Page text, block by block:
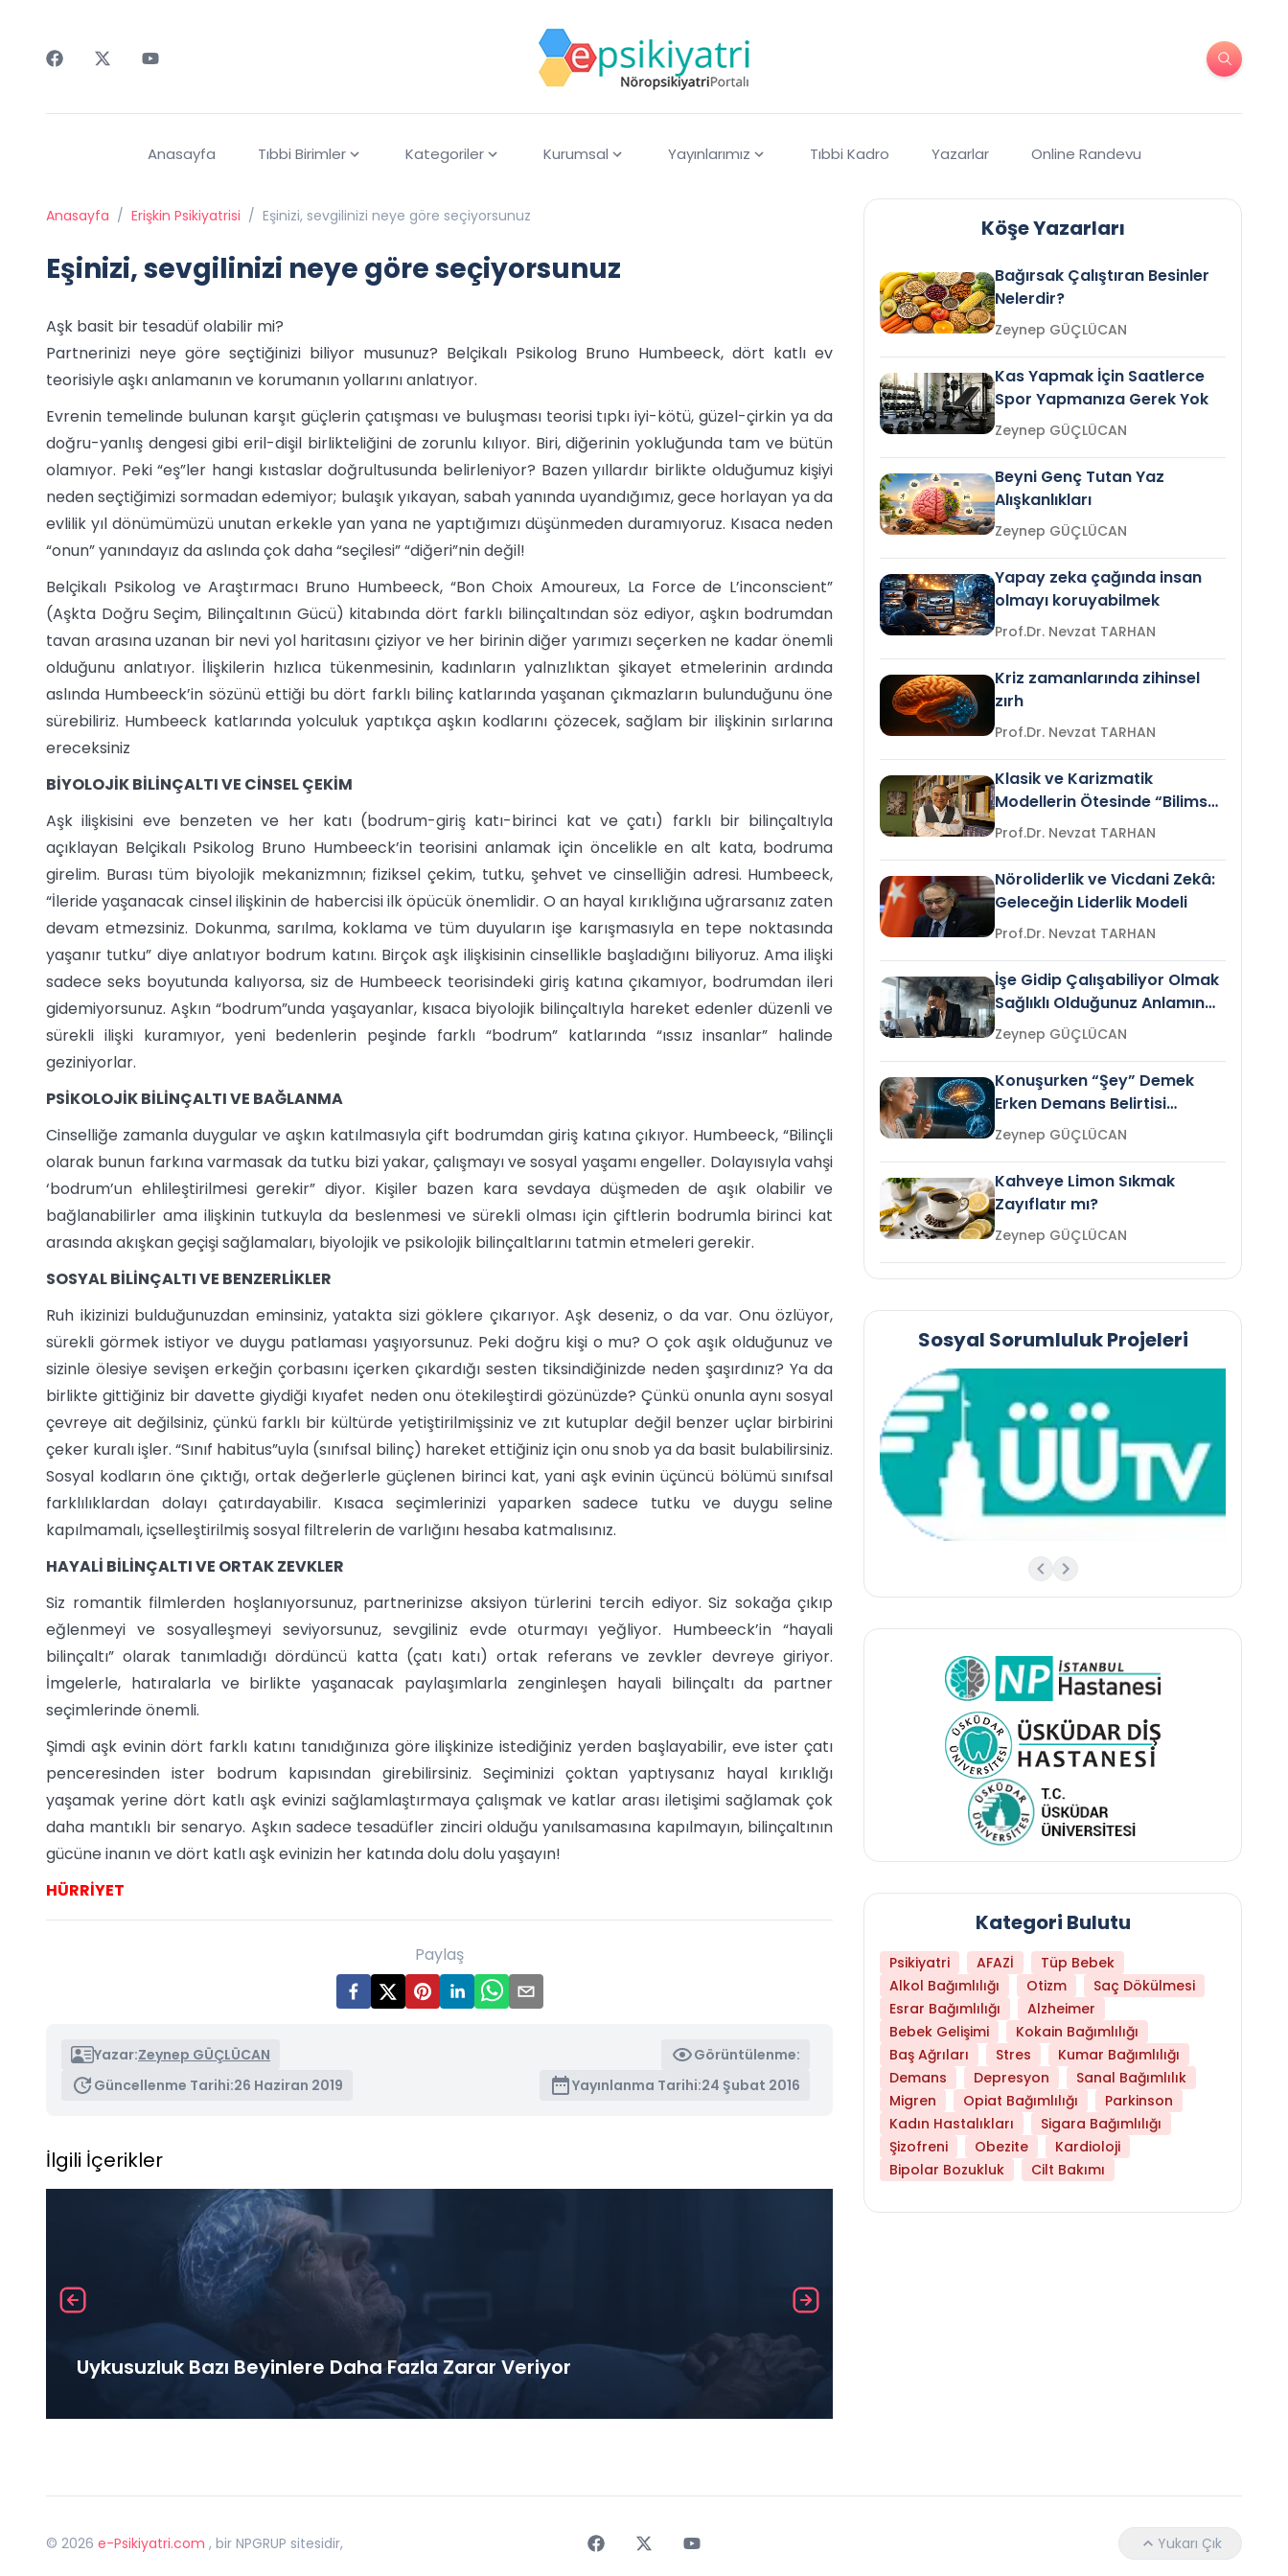
Anasayfa Tıbbi Birimler Kategoriler Kurumsal Yayınlarımız Tıbbi Kadro Yazarlar Online Randevu
Anasayfa / Erişkin Psikiyatrisi / Eşinizi, sevgilinizi neye göre seçiyorsunuz
Eşinizi, sevgilinizi neye göre seçiyorsunuz
Aşk basit bir tesadüf olabilir mi?
Partnerinizi neye göre seçtiğinizi biliyor musunuz? Belçikalı Psikolog Bruno Humbeeck, dört katlı ev
teorisiyle aşkı anlamanın ve korumanın yollarını anlatıyor.
Evrenin temelinde bulunan karşıt güçlerin çatışması ve buluşması teorisi tıpkı iyi-kötü, güzel-çirkin ya da
doğru-yanlış dengesi gibi eril-dişil birlikteliğini de zorunlu kılıyor. Biri, diğerinin yokluğunda tam ve bütün
olamıyor. Peki “eş”ler hangi kıstaslar doğrultusunda belirleniyor? Bazen yıllardır birlikte olduğumuz kişiyi
neden seçtiğimizi sormadan edemiyor; bulaşık yıkayan, sabah yanında uyandığımız, gece horlayan ya da
evlilik yıl dönümümüzü unutan erkekle yan yana ne yaptığımızı düşünmeden duramıyoruz. Kısaca neden
“onun” yanındayız da aslında çok daha “seçilesi” “diğeri”nin değil!
Belçikalı Psikolog ve Araştırmacı Bruno Humbeeck, “Bon Choix Amoureux, La Force de L’inconscient”
(Aşkta Doğru Seçim, Bilinçaltının Gücü) kitabında dört farklı bilinçaltından söz ediyor, aşkın bodrumdan
tavan arasına uzanan bir nevi yol haritasını çiziyor ve her birinin diğer yarımızı seçerken ne kadar önemli
olduğunu anlatıyor. İlişkilerin hızlıca tükenmesinin, kadınların yalnızlıktan şikayet etmelerinin ardında
aslında Humbeeck’in sözünü ettiği bu dört farklı bilinç katlarında yaşanan çıkmazların bulunduğunu öne
sürebiliriz. Humbeeck katlarında yolculuk yaptıkça aşkın kodlarını çözecek, sağlam bir ilişkinin sırlarına
ereceksiniz
BİYOLOJİK BİLİNÇALTI VE CİNSEL ÇEKİM
Aşk ilişkisini eve benzeten ve her katı (bodrum-giriş katı-birinci kat ve çatı) farklı bir bilinçaltıyla
açıklayan Belçikalı Psikolog Bruno Humbeeck’in teorisini anlamak için öncelikle en alt kata, bodruma
girelim. Burası tüm biyolojik mekanizmnın; fiziksel çekim, tutku, şehvet ve cinselliğin adresi. Humbeeck,
“İleride yaşanacak cinsel ilişkinin de habercisi ilk öpücük önemlidir. O an hayal kırıklığına uğrarsanız zaten
devam etmezsiniz. Dokunma, sarılma, koklama ve tüm duyuların işe karışmasıyla en tepe noktasında
yaşanır tutku” diye anlatıyor bodrum katını. Birçok aşk ilişkisinin cinsellikle başladığını biliyoruz. Ama ilişki
sadece seks boyutunda kalıyorsa, siz de Humbeeck teorisindeki giriş katına çıkamıyor, bodrumdan ileri
gidemiyorsunuz. Aşkın “bodrum”unda yaşayanlar, kısaca biyolojik bilinçaltıyla hareket edenler düzenli ve
sürekli ilişki kuramıyor, yeni bedenlerin peşinde farklı “bodrum” katlarında “ıssız insanlar” halinde
geziniyorlar.
PSİKOLOJİK BİLİNÇALTI VE BAĞLANMA
Cinselliğe zamanla duygular ve aşkın katılmasıyla çift bodrumdan giriş katına çıkıyor. Humbeeck, “Bilinçli
olarak bunun farkına varmasak da tutku bizi yakar, çalışmayı ve sosyal yaşamı engeller. Dolayısıyla vahşi
‘bodrum’un ehlileştirilmesi gerekir” diyor. Kişiler bazen kara sevdaya düşmeden de aşık olabilir ve
bağlanabilirler ama ilişkinin tutkuyla da beslenmesi ve sürekli olması için çiftlerin bodrumla birinci kat
arasında akışkan geçişi sağlamaları, biyolojik ve psikolojik bilinçaltlarını tatmin etmeleri gerekir.
SOSYAL BİLİNÇALTI VE BENZERLİKLER
Ruh ikizinizi bulduğunuzdan eminsiniz, yatakta sizi göklere çıkarıyor. Aşk deseniz, o da var. Onu özlüyor,
sürekli görmek istiyor ve duygu patlaması yaşıyorsunuz. Peki doğru kişi o mu? O çok aşık olduğunuz ve
sizinle ölesiye sevişen erkeğin çorbasını içerken çıkardığı sesten tiksindiğinizde neden şaşırdınız? Ya da
birlikte gittiğiniz bir davette giydiği kıyafet neden onu ötekileştirdi gözünüzde? Çünkü onunla aynı sosyal
çevreye ait değilsiniz, çünkü farklı bir kültürde yetiştirilmişsiniz ve zıt kutuplar değil benzer uçlar birbirini
çeker kuralı işler. “Sınıf habitus”uyla (sınıfsal bilinç) hareket ettiğiniz için onu snob ya da basit bulabilirsiniz.
Sosyal kodların öne çıktığı, ortak değerlerle güçlenen birinci kat, yani aşk evinin üçüncü bölümü sınıfsal
farklılıklardan dolayı çatırdayabilir. Kısaca seçimlerinizi yaparken sadece tutku ve duygu seline
kapılmamalı, içselleştirilmiş sosyal filtrelerin de varlığını hesaba katmalısınız.
HAYALİ BİLİNÇALTI VE ORTAK ZEVKLER
Siz romantik filmlerden hoşlanıyorsunuz, partnerinizse aksiyon türlerini tercih ediyor. Siz sokağa çıkıp
eğlenmeyi ve sosyalleşmeyi seviyorsunuz, sevgiliniz evde oturmayı yeğliyor. Humbeeck’in “hayali
bilinçaltı” olarak tanımladığı dördüncü katta (çatı katı) ortak referans ve zevkler devreye giriyor.
İmgelerle, hatıralarla ve birlikte yaşanacak paylaşımlarla zenginleşen hayali bilinçaltı da partner
seçimlerinde önemli.
Şimdi aşk evinin dört farklı katını tanıdığınıza göre ilişkinize istediğiniz yerden başlayabilir, eve ister çatı
penceresinden ister bodrum kapısından girebilirsiniz. Seçiminizi çoktan yaptıysanız hayal kırıklığı
yaşamak yerine dört katlı aşk evinizi sağlamlaştırmaya çalışmak ve katlar arası iletişimi sağlamak çok
daha mantıklı bir senaryo. Aşkın sadece tesadüfler zinciri olduğu yanılsamasına kapılmayın, bilinçaltının
gücüne inanın ve dört katlı aşk evinizin her katında dolu dolu yaşayın!
HÜRRİYET
Paylaş
Yazar:Zeynep GÜÇLÜCAN
Görüntülenme:
Güncellenme Tarihi:26 Haziran 2019 Yayınlanma Tarihi:24 Şubat 2016
İlgili İçerikler
Uykusuzluk Bazı Beyinlere Daha Fazla Zarar Veriyor
Köşe Yazarları
Bağırsak Çalıştıran Besinler
Nelerdir?
Zeynep GÜÇLÜCAN
Kas Yapmak İçin Saatlerce
Spor Yapmanıza Gerek Yok
Zeynep GÜÇLÜCAN
Beyni Genç Tutan Yaz
Alışkanlıkları
Zeynep GÜÇLÜCAN
Yapay zeka çağında insan
olmayı koruyabilmek
Prof.Dr. Nevzat TARHAN
Kriz zamanlarında zihinsel
zırh
Prof.Dr. Nevzat TARHAN
Klasik ve Karizmatik
Modellerin Ötesinde “Bilimsel
Liderlik”
Prof.Dr. Nevzat TARHAN
Nöroliderlik ve Vicdani Zekâ:
Geleceğin Liderlik Modeli
Prof.Dr. Nevzat TARHAN
İşe Gidip Çalışabiliyor Olmak
Sağlıklı Olduğunuz Anlamına
Gelir mi?Zeynep GÜÇLÜCAN
Konuşurken “Şey” Demek
Erken Demans Belirtisi
Olabilir mi?Zeynep GÜÇLÜCAN
Kahveye Limon Sıkmak
Zayıflatır mı?
Zeynep GÜÇLÜCAN
Sosyal Sorumluluk Projeleri
Kategori Bulutu
Psikiyatri AFAZİ
Tüp Bebek
Alkol Bağımlılığı
Otizm
Saç Dökülmesi
Esrar Bağımlılığı
Alzheimer
Bebek Gelişimi
Kokain Bağımlılığı
Baş Ağrıları
Stres
Kumar Bağımlılığı
Demans
Depresyon
Sanal Bağımlılık
Migren
Opiat Bağımlılığı
Parkinson
Kadın Hastalıkları
Sigara Bağımlılığı
Şizofreni
Obezite
Kardioloji
Bipolar Bozukluk
Cilt Bakımı
© 2026 e-Psikiyatri.com , bir NPGRUP sitesidir, Yukarı Çık